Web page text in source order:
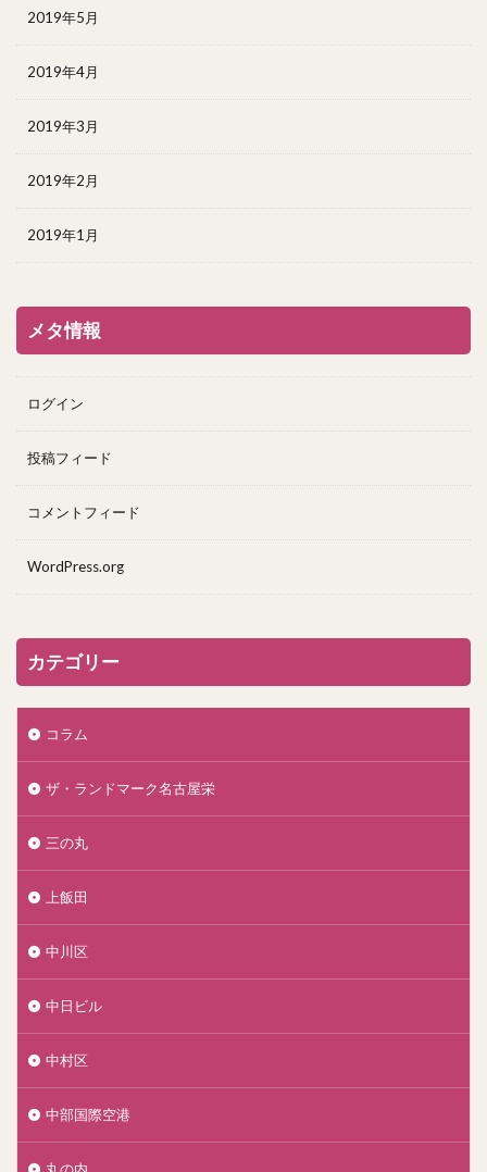
2019年5月
2019年4月
2019年3月
2019年2月
2019年1月
メタ情報
ログイン
投稿フィード
コメントフィード
WordPress.org
カテゴリー
コラム
ザ・ランドマーク名古屋栄
三の丸
上飯田
中川区
中日ビル
中村区
中部国際空港
丸の内